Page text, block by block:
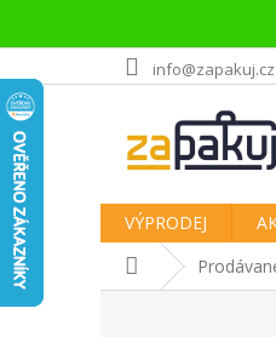
na
obsah
info@zapakuj.cz
VÝPRODEJ
Domů